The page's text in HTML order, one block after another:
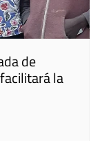
de
la